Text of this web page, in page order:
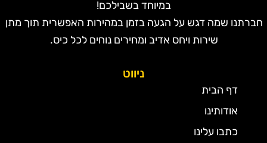
במיוחד בשבילכם!
חברתנו שמה דגש על הגעה בזמן במהירות האפשרית תוך מתן
שירות ויחס אדיב ומחירים נוחים לכל כיס.
ניווט
דף הבית
אודותינו
כתבו עלינו